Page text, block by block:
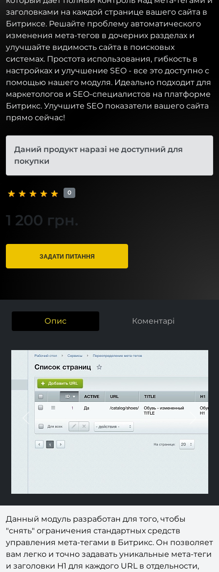
заголовками на каждой странице вашего сайта в
Битриксе. Решайте проблему автоматического
изменения мета-тегов в дочерних разделах и
улучшайте видимость сайта в поисковых
системах. Простота использования, гибкость в
настройках и улучшение SEO - все это доступно с
помощью нашего модуля. Идеально подходит для
маркетологов и SEO-специалистов на платформе
Битрикс. Улучшите SEO показатели вашего сайта
прямо сейчас!
Даний продукт наразі не доступний для
покупки
0
1 200 грн.
ЗАДАТИ ПИТАННЯ
Опис Коментарі
Previous
Данный модуль разработан для того, чтобы
"снять" ограничения стандартных средств
управления мета-тегами в Битрикс. Он позволяет